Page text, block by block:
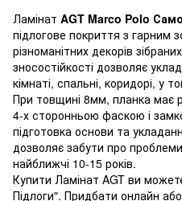
Ламінат AGT Marco Polo
підлогове покриття з гарним
різноманітних декорів
зносостійкості дозволяє
кімнаті, спальні, коридорі, у
При товщині 8мм, планка має
4-х сторонньою фаскою і
підготовка основи та
дозволяє забути про
найближчі 10-15 років.
Купити Ламінат AGT ви
Підлоги". Придбати онлайн